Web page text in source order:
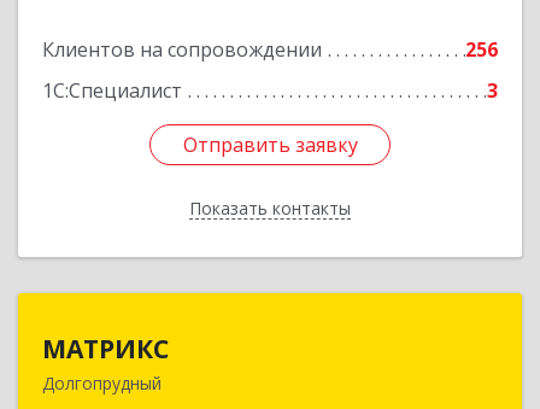
Клиентов на сопровождении
256
1С:Специалист
3
Отправить заявку
Показать контакты
Отправить заявку
Назад
МАТРИКС
Долгопрудный141707, Московская обл, Долгопрудный г,